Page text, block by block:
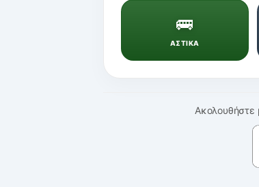
🚌
ΑΣΤΙΚΑ
Ακολουθήστε